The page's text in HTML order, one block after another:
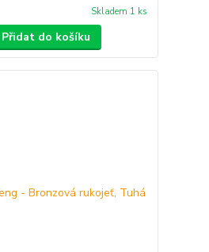
Skladem 1 ks
Přidat do košíku